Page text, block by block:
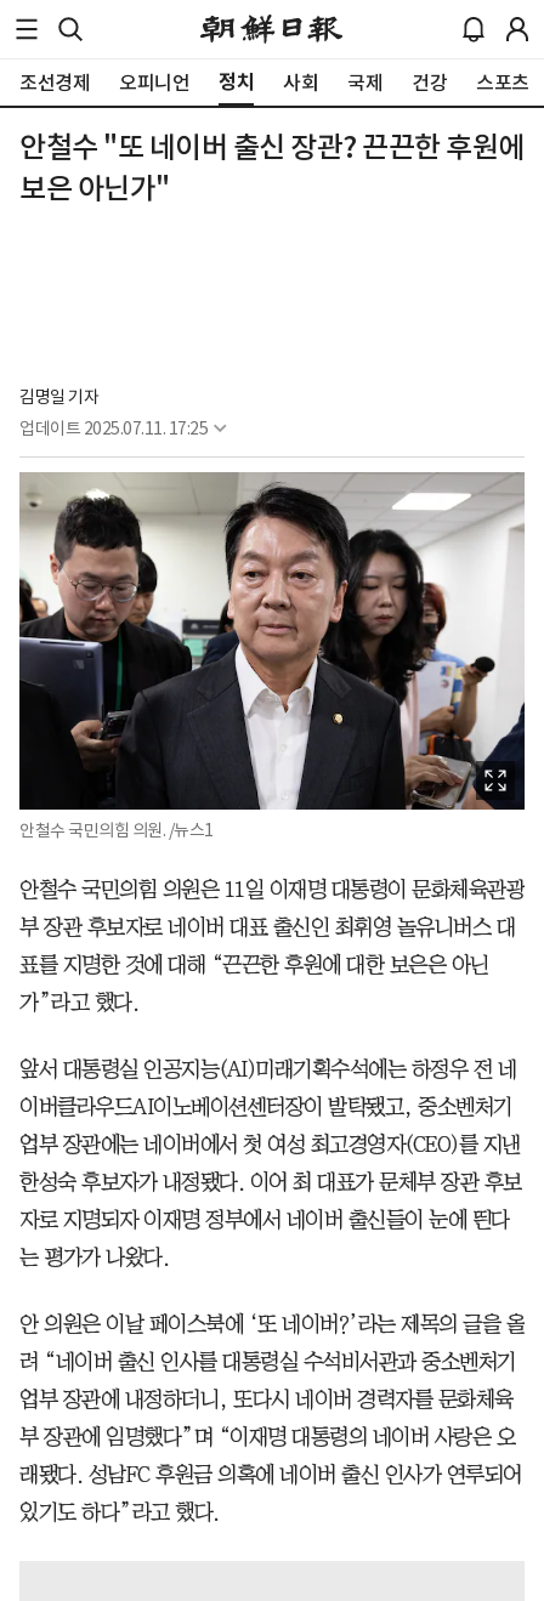
조선경제 오피니언 정치 사회 국제 건강 스포츠
안철수 "또 네이버 출신 장관? 끈끈한 후원에
보은 아닌가"
김명일 기자
업데이트 2025.07.11. 17:25
안철수 국민의힘 의원. /뉴스1
안철수 국민의힘 의원은 11일 이재명 대통령이 문화체육관광
부 장관 후보자로 네이버 대표 출신인 최휘영 놀유니버스 대
표를 지명한 것에 대해 “끈끈한 후원에 대한 보은은 아닌
가”라고 했다.
앞서 대통령실 인공지능(AI)미래기획수석에는 하정우 전 네
이버클라우드AI이노베이션센터장이 발탁됐고, 중소벤처기
업부 장관에는 네이버에서 첫 여성 최고경영자(CEO)를 지낸
한성숙 후보자가 내정됐다. 이어 최 대표가 문체부 장관 후보
자로 지명되자 이재명 정부에서 네이버 출신들이 눈에 띈다
는 평가가 나왔다.
안 의원은 이날 페이스북에 ‘또 네이버?’라는 제목의 글을 올
려 “네이버 출신 인사를 대통령실 수석비서관과 중소벤처기
업부 장관에 내정하더니, 또다시 네이버 경력자를 문화체육
부 장관에 임명했다”며 “이재명 대통령의 네이버 사랑은 오
래됐다. 성남FC 후원금 의혹에 네이버 출신 인사가 연루되어
있기도 하다”라고 했다.